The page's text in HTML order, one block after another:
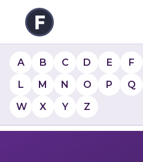
A B C D E F
L
M N O P Q
W
X Y Z